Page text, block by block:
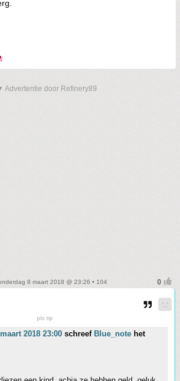
Advertentie door Refinery89
8 maart 2018 @ 23:26 • 104
pls tip
2018 23:00 schreef Blue_note het